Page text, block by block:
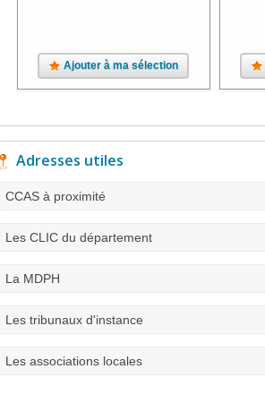
Ajouter à ma sélection
Adresses utiles
CCAS à proximité
Les CLIC du département
La MDPH
Les tribunaux d'instance
Les associations locales